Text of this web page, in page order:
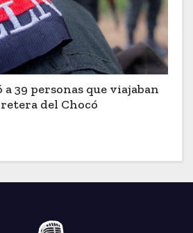
a 39 personas que viajaban
del Chocó